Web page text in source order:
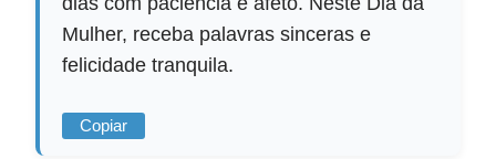
Mulher, receba palavras sinceras e
felicidade tranquila.
Copiar